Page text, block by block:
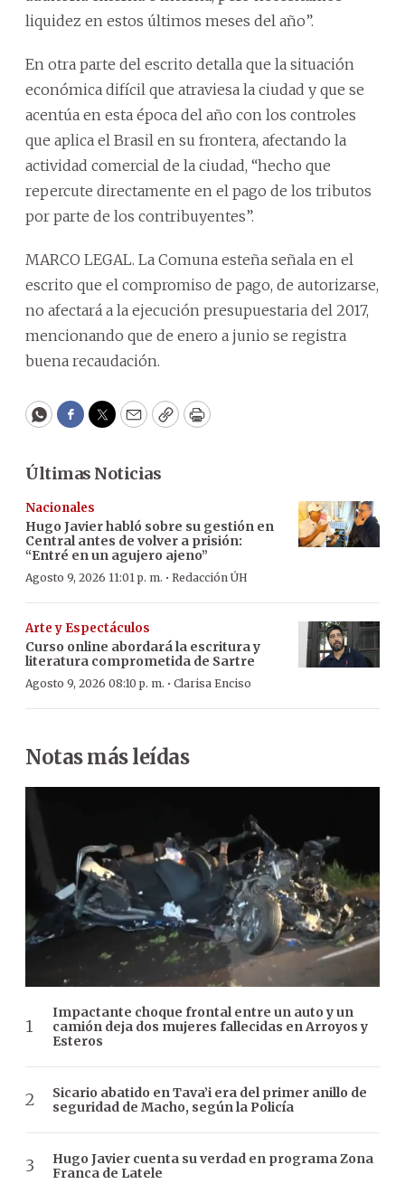
liquidez en estos últimos meses del año”.
En otra parte del escrito detalla que la situación
económica difícil que atraviesa la ciudad y que se
acentúa en esta época del año con los controles
que aplica el Brasil en su frontera, afectando la
actividad comercial de la ciudad, “hecho que
repercute directamente en el pago de los tributos
por parte de los contribuyentes”.
MARCO LEGAL. La Comuna esteña señala en el
escrito que el compromiso de pago, de autorizarse,
no afectará a la ejecución presupuestaria del 2017,
mencionando que de enero a junio se registra
buena recaudación.
WhatsApp
Facebook
Twitter
EmailCopyPrint
Últimas Noticias
Nacionales
Hugo Javier habló sobre su gestión en
Central antes de volver a prisión:
“Entré en un agujero ajeno”
Agosto 9, 2026 11:01 p. m. · Redacción ÚH
Arte y Espectáculos
Curso online abordará la escritura y
literatura comprometida de Sartre
Agosto 9, 2026 08:10 p. m. · Clarisa Enciso
Notas más leídas
Impactante choque frontal entre un auto y un
camión deja dos mujeres fallecidas en Arroyos y
Esteros
Sicario abatido en Tava’i era del primer anillo de
seguridad de Macho, según la Policía
Hugo Javier cuenta su verdad en programa Zona
Franca de Latele